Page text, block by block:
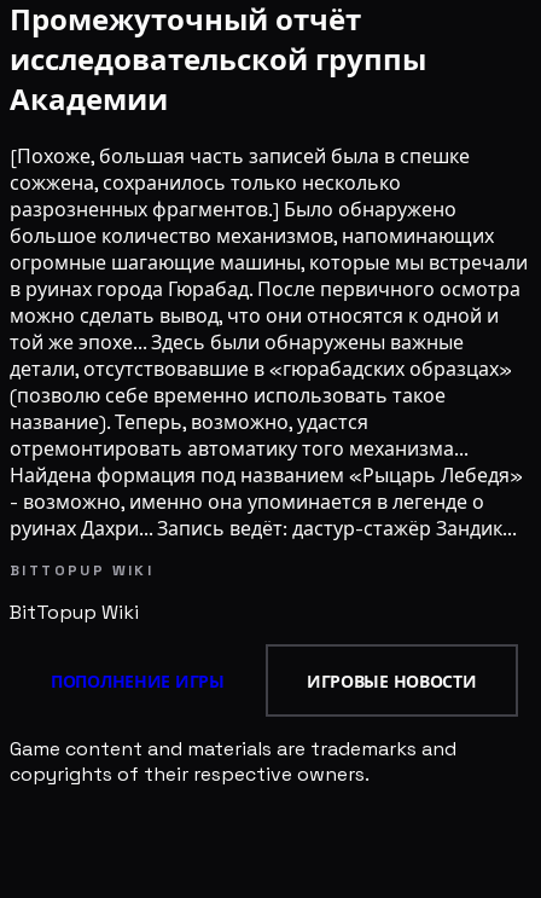
Промежуточный отчёт
исследовательской группы
Академии
[Похоже, большая часть записей была в спешке
сожжена, сохранилось только несколько
разрозненных фрагментов.] Было обнаружено
большое количество механизмов, напоминающих
огромные шагающие машины, которые мы встречали
в руинах города Гюрабад. После первичного осмотра
можно сделать вывод, что они относятся к одной и
той же эпохе... Здесь были обнаружены важные
детали, отсутствовавшие в «гюрабадских образцах»
(позволю себе временно использовать такое
название). Теперь, возможно, удастся
отремонтировать автоматику того механизма...
Найдена формация под названием «Рыцарь Лебедя»
- возможно, именно она упоминается в легенде о
руинах Дахри... Запись ведёт: дастур-стажёр Зандик...
BITTOPUP WIKI
BitTopup Wiki
ПОПОЛНЕНИЕ ИГРЫ ИГРОВЫЕ НОВОСТИ
Game content and materials are trademarks and
copyrights of their respective owners.